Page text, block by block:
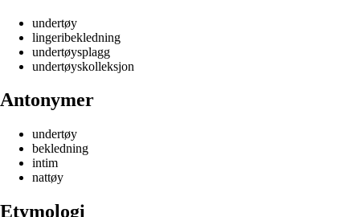
undertøy
lingeribekledning
undertøysplagg
undertøyskolleksjon
Antonymer
undertøy
bekledning
intim
nattøy
Etymologi